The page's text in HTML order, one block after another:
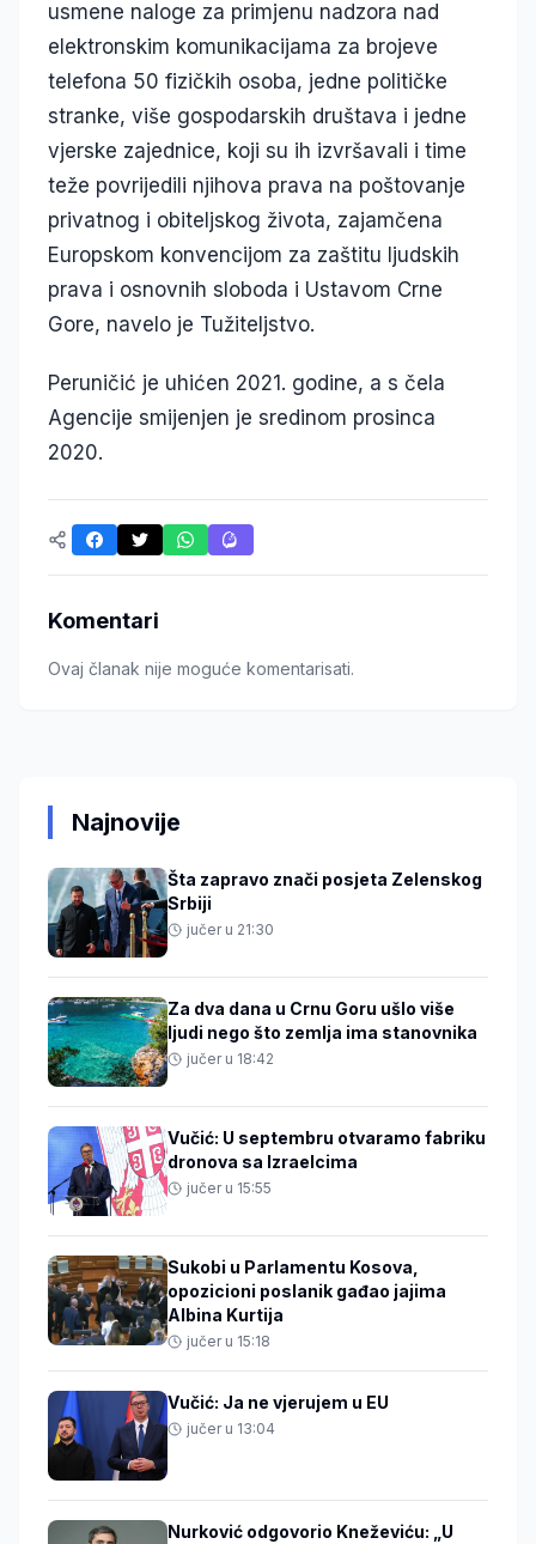
usmene naloge za primjenu nadzora nad
elektronskim komunikacijama za brojeve
telefona 50 fizičkih osoba, jedne političke
stranke, više gospodarskih društava i jedne
vjerske zajednice, koji su ih izvršavali i time
teže povrijedili njihova prava na poštovanje
privatnog i obiteljskog života, zajamčena
Europskom konvencijom za zaštitu ljudskih
prava i osnovnih sloboda i Ustavom Crne
Gore, navelo je Tužiteljstvo.
Peruničić je uhićen 2021. godine, a s čela
Agencije smijenjen je sredinom prosinca
2020.
Komentari
Ovaj članak nije moguće komentarisati.
Najnovije
Šta zapravo znači posjeta Zelenskog
Srbiji
jučer u 21:30
Za dva dana u Crnu Goru ušlo više
ljudi nego što zemlja ima stanovnika
jučer u 18:42
Vučić: U septembru otvaramo fabriku
dronova sa Izraelcima
jučer u 15:55
Sukobi u Parlamentu Kosova,
opozicioni poslanik gađao jajima
Albina Kurtija
jučer u 15:18
Vučić: Ja ne vjerujem u EU
jučer u 13:04
Nurković odgovorio Kneževiću: „U